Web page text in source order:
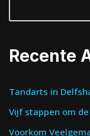
Recente
Tandarts in
Vijf stappen om
Voorkom